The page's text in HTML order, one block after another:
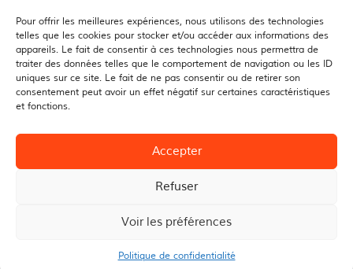
Pour offrir les meilleures expériences, nous utilisons des technologies
telles que les cookies pour stocker et/ou accéder aux informations des
appareils. Le fait de consentir à ces technologies nous permettra de
traiter des données telles que le comportement de navigation ou les ID
uniques sur ce site. Le fait de ne pas consentir ou de retirer son
consentement peut avoir un effet négatif sur certaines caractéristiques
et fonctions.
Accepter
Refuser
Voir les préférences
Politique de confidentialité
Marignier 2022 - Politique de confidentialité
Créé avec amour par waouh.cool